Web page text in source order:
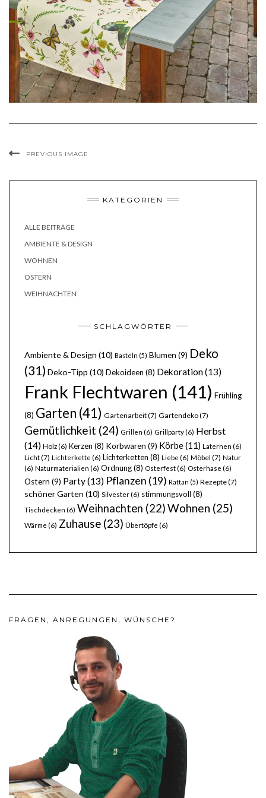
PREVIOUS IMAGE
KATEGORIEN
ALLE BEITRÄGE
AMBIENTE & DESIGN
WOHNEN
OSTERN
WEIHNACHTEN
SCHLAGWÖRTER
Ambiente & Design (10) Basteln (5) Blumen (9) Deko
(31) Deko-Tipp (10) Dekoideen (8) Dekoration(13)
Frank Flechtwaren (141) Frühling
(8) Garten (41) Gartenarbeit(7) Gartendeko(7)
Gemütlichkeit (24) Grillen (6) Grillparty(6) Herbst
(14) Holz(6) Kerzen (8) Korbwaren (9) Körbe(11) Laternen (6)
Licht(7) Lichterkette (6) Lichterketten (8) Liebe (6) Möbel (7) Natur
(6) Naturmaterialien (6) Ordnung(8) Osterfest(6) Osterhase (6)
Ostern (9) Party(13) Pflanzen (19) Rattan (5) Rezepte(7)
schöner Garten (10) Silvester(6) stimmungsvoll (8)
Tischdecken (6) Weihnachten (22)Wohnen (25)
Wärme (6) Zuhause (23) Übertöpfe (6)
FRAGEN, ANREGUNGEN, WÜNSCHE?